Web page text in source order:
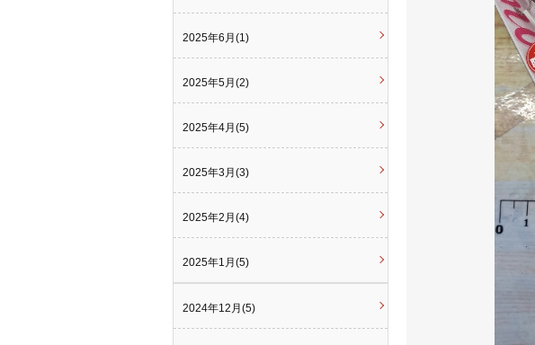
2025年6月(1)
2025年5月(2)
2025年4月(5)
2025年3月(3)
2025年2月(4)
2025年1月(5)
2024年12月(5)